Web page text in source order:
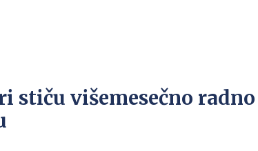
stiču višemesečno radno